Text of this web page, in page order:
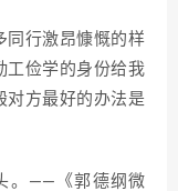
同行激昂慷慨的样
工俭学的身份给我
对方最好的办法是
。——《郭德纲微